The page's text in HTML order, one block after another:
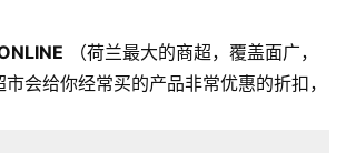
（荷兰最大的商超，覆盖面广，
会给你经常买的产品非常优惠的折扣，